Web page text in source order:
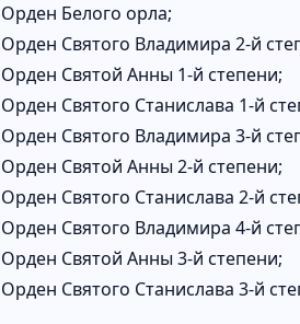
Орден Белого орла;
Орден Святого Владимира 2-й
Орден Святой Анны 1-й степени;
Орден Святого Станислава 1-й
Орден Святого Владимира 3-й
Орден Святой Анны 2-й степени;
Орден Святого Станислава 2-й
Орден Святого Владимира 4-й
Орден Святой Анны 3-й степени;
Орден Святого Станислава 3-й